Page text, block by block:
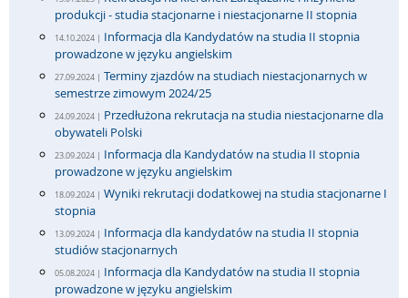
produkcji - studia stacjonarne i niestacjonarne II stopnia
14.10.2024 | Informacja dla Kandydatów na studia II stopnia
prowadzone w języku angielskim
27.09.2024 | Terminy zjazdów na studiach niestacjonarnych w
semestrze zimowym 2024/25
24.09.2024 | Przedłużona rekrutacja na studia niestacjonarne dla
obywateli Polski
23.09.2024 | Informacja dla Kandydatów na studia II stopnia
prowadzone w języku angielskim
18.09.2024 | Wyniki rekrutacji dodatkowej na studia stacjonarne I
stopnia
13.09.2024 | Informacja dla kandydatów na studia II stopnia
studiów stacjonarnych
05.08.2024 | Informacja dla Kandydatów na studia II stopnia
prowadzone w języku angielskim